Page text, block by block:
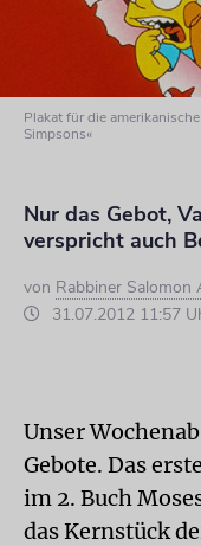
Plakat für die
Simpsons«
Nur das Gebot,
verspricht auch
von Rabbiner Salomon
31.07.2012 11:57
Unser
Gebote. Das
im 2. Buch
das Kernstück